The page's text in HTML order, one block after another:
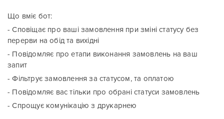
Що вміє бот:
- Сповіщає про ваші замовлення при зміні статусу без
перерви на обід та вихідні
- Повідомляє про етапи виконання замовлень на ваш
запит
- Фільтрує замовлення за статусом, та оплатою
- Повідомляє вас тільки про обрані статуси замовлень
- Спрощує комунікацію з друкарнею